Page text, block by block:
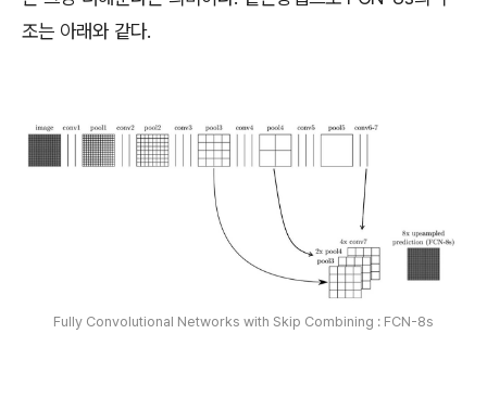
조는 아래와 같다.
Fully Convolutional Networks with Skip Combining : FCN-8s